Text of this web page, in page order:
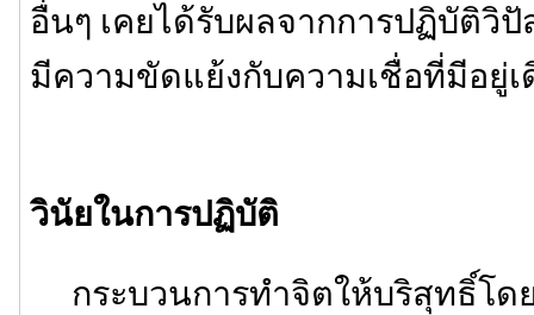
อื่นๆ เคยได้รับผลจากการปฏิบัติวิ
มีความขัดแย้งกับความเชื่อที่มีอยู่เ
วินัยในการปฏิบัติ
กระบวนการทำจิตให้บริสุทธิ์โด